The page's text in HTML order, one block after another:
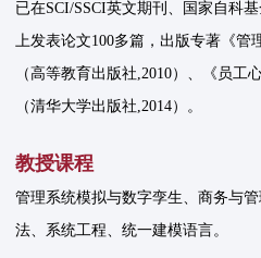
已在SCI/SSCI英文期刊、国家自科
上发表论文100多篇，出版专著《管
（高等教育出版社,2010）、《员工
（清华大学出版社,2014）。
教授课程
管理系统模拟与数字孪生、商务与
法、系统工程、统一建模语言。